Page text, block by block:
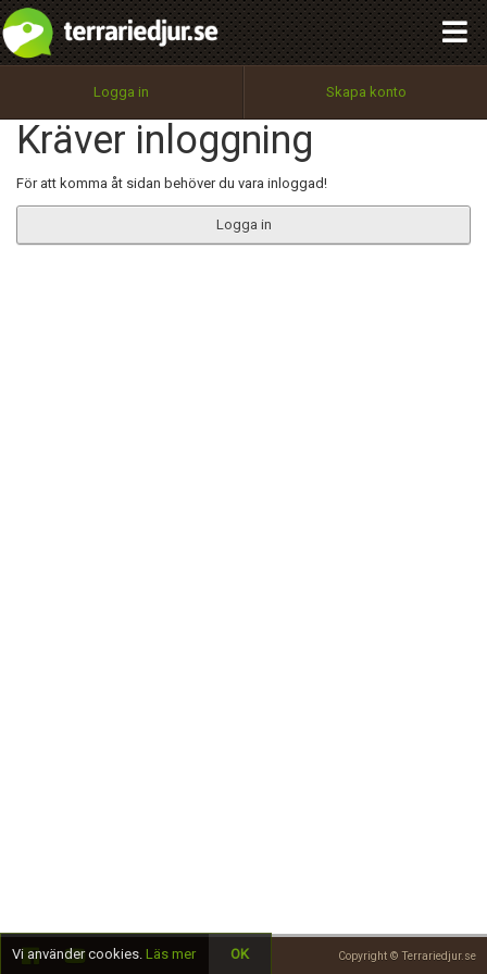
Logga in Skapa konto
Kräver inloggning
För att komma åt sidan behöver du vara inloggad!
Logga in
Copyright © Terrariedjur.se
Utför
100%
OK
integritetspolicy
Namn:
Epost:
Begär nytt lösenord
Tillbaka till förstasidan
Vi använder cookies. Läs mer OK